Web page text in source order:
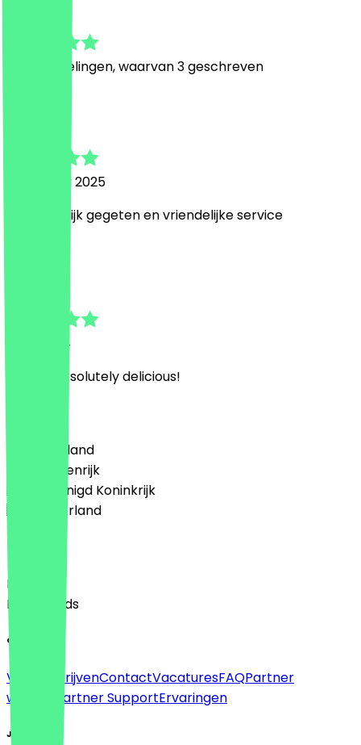
Beoordelingen, waarvan 3 geschreven
19 februari 2025
Overheerlijk gegeten en vriendelijke service
31 juli 2024
Food is absolutely delicious!
🇩🇪 Duitsland
🇦🇹 Oostenrijk
🇬🇧 Verenigd Koninkrijk
🇳🇱 Nederland
Taal
English
Nederlands
Over
Voor bedrijvenContactVacaturesFAQPartner
worden
Partner SupportErvaringen
Juridisch